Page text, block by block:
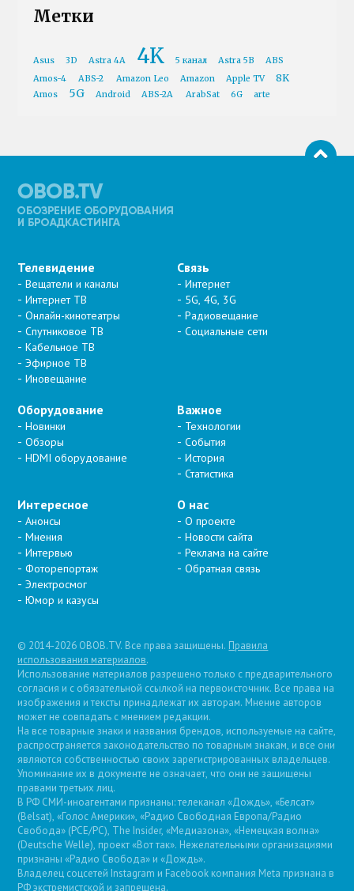
Метки
Asus 3D Astra 4A 4K 5 канал Astra 5B
ABS
Amos-4
ABS-2 Amazon Leo Amazon Apple TV 8K
Amos 5G Android ABS-2A ArabSat 6G arte
Телевидение
Вещатели и каналы
Интернет ТВ
Онлайн-кинотеатры
Спутниковое ТВ
Кабельное ТВ
Эфирное ТВ
Иновещание
Связь
Интернет
5G, 4G, 3G
Радиовещание
Социальные сети
Оборудование
Новинки
Обзоры
HDMI оборудование
Важное
Технологии
События
История
Статистика
Интересное
Анонсы
Мнения
Интервью
Фоторепортаж
Электросмог
Юмор и казусы
О нас
О проекте
Новости сайта
Реклама на сайте
Обратная связь
© 2014-2026 OBOB.TV. Все права защищены. Правила
использования материалов.
Использование материалов разрешено только с предварительного
согласия и с обязательной ссылкой на первоисточник. Все права на
изображения и тексты принадлежат их авторам. Мнение авторов
может не совпадать с мнением редакции.
На все товарные знаки и названия брендов, используемые на сайте,
распространяется законодательство по товарным знакам, и все они
являются собственностью своих зарегистрированных владельцев.
Упоминание их в документе не означает, что они не защищены
правами третьих лиц.
В РФ СМИ-иноагентами признаны: телеканал «Дождь», «Белсат»
(Belsat), «Голос Америки», «Радио Свободная Европа/Радио
Свобода» (PCE/PC), The Insider, «Медиазона», «Немецкая волна»
(Deutsche Welle), проект «Вот так». Нежелательными организациями
признаны «Радио Свобода» и «Дождь».
Владелец соцсетей Instagram и Facebook компания Metа признана в
РФ экстремистской и запрещена.